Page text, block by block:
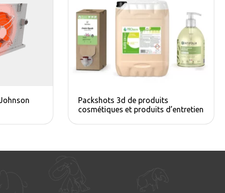
Packshots 3d de produits
cosmétiques et produits d’entretien